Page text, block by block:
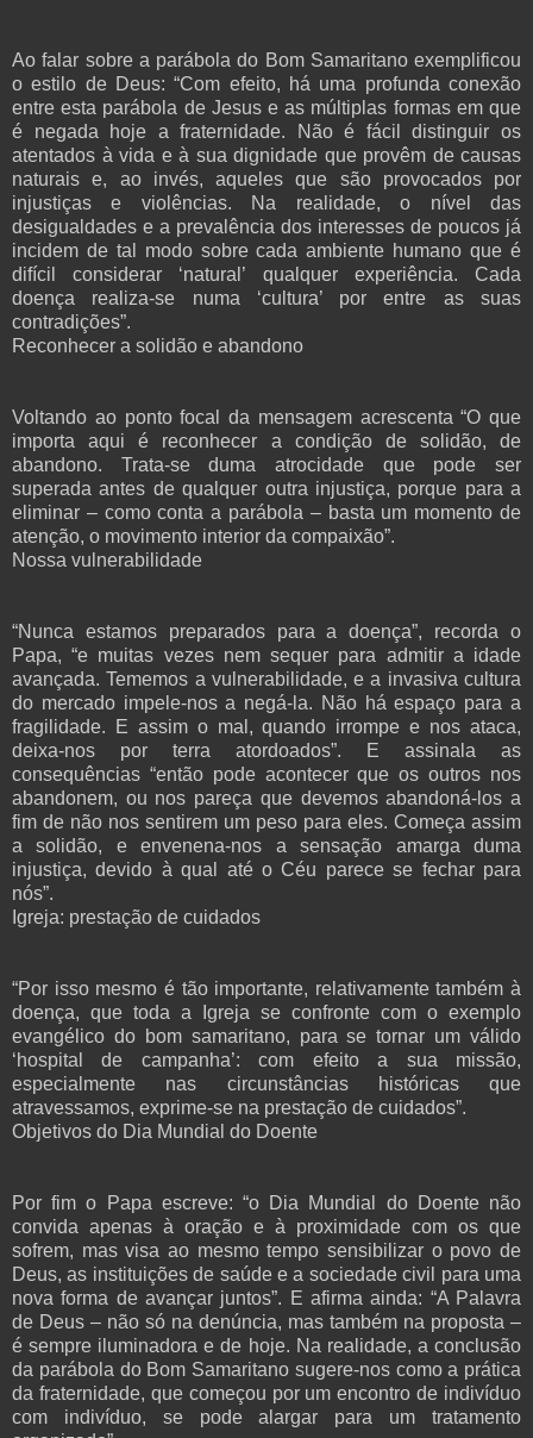
Ao falar sobre a parábola do Bom Samaritano exemplificou
o estilo de Deus: “Com efeito, há uma profunda conexão
entre esta parábola de Jesus e as múltiplas formas em que
é negada hoje a fraternidade. Não é fácil distinguir os
atentados à vida e à sua dignidade que provêm de causas
naturais e, ao invés, aqueles que são provocados por
injustiças e violências. Na realidade, o nível das
desigualdades e a prevalência dos interesses de poucos já
incidem de tal modo sobre cada ambiente humano que é
difícil considerar ‘natural’ qualquer experiência. Cada
doença realiza-se numa ‘cultura’ por entre as suas
contradições”.
Reconhecer a solidão e abandono
Voltando ao ponto focal da mensagem acrescenta “O que
importa aqui é reconhecer a condição de solidão, de
abandono. Trata-se duma atrocidade que pode ser
superada antes de qualquer outra injustiça, porque para a
eliminar – como conta a parábola – basta um momento de
atenção, o movimento interior da compaixão”.
Nossa vulnerabilidade
“Nunca estamos preparados para a doença”, recorda o
Papa, “e muitas vezes nem sequer para admitir a idade
avançada. Tememos a vulnerabilidade, e a invasiva cultura
do mercado impele-nos a negá-la. Não há espaço para a
fragilidade. E assim o mal, quando irrompe e nos ataca,
deixa-nos por terra atordoados”. E assinala as
consequências “então pode acontecer que os outros nos
abandonem, ou nos pareça que devemos abandoná-los a
fim de não nos sentirem um peso para eles. Começa assim
a solidão, e envenena-nos a sensação amarga duma
injustiça, devido à qual até o Céu parece se fechar para
nós”.
Igreja: prestação de cuidados
“Por isso mesmo é tão importante, relativamente também à
doença, que toda a Igreja se confronte com o exemplo
evangélico do bom samaritano, para se tornar um válido
‘hospital de campanha’: com efeito a sua missão,
especialmente nas circunstâncias históricas que
atravessamos, exprime-se na prestação de cuidados”.
Objetivos do Dia Mundial do Doente
Por fim o Papa escreve: “o Dia Mundial do Doente não
convida apenas à oração e à proximidade com os que
sofrem, mas visa ao mesmo tempo sensibilizar o povo de
Deus, as instituições de saúde e a sociedade civil para uma
nova forma de avançar juntos”. E afirma ainda: “A Palavra
de Deus – não só na denúncia, mas também na proposta –
é sempre iluminadora e de hoje. Na realidade, a conclusão
da parábola do Bom Samaritano sugere-nos como a prática
da fraternidade, que começou por um encontro de indivíduo
com indivíduo, se pode alargar para um tratamento